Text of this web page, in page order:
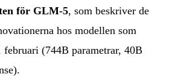
för GLM-5, som beskriver de
hos modellen som
februari (744B parametrar, 40B